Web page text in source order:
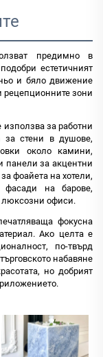
предимно в
естетичният
и бяло движение
рецепционните зони
за работни
за стени в душове,
около камини,
панели за акцентни
фоайета на хотели,
фасади на барове,
люксозни офиси.
фокусна
Ако целта е
по-твърд
набавяне
но добрият